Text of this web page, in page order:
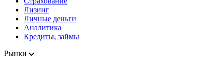
Лизинг
Личные деньги
Аналитика
Кредиты, займы
Рынки